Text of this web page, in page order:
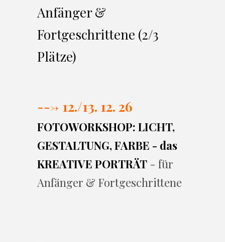
Anfänger &
Fortgeschrittene (2/3
Plätze)
---> 12./13. 12. 26
FOTOWORKSHOP: LICHT,
GESTALTUNG, FARBE - das
KREATIVE PORTRÄT - für
Anfänger & Fortgeschrittene